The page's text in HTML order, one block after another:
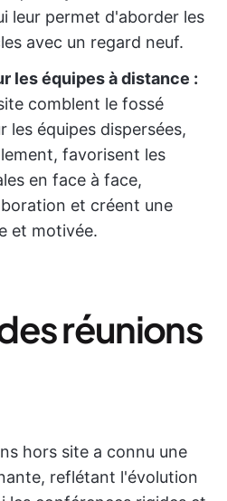
leur permet d'aborder les
avec un regard neuf.
les équipes à distance :
comblent le fossé
les équipes dispersées,
favorisent les
en face à face,
et créent une
et motivée.
réunions
hors site a connu une
reflétant l'évolution